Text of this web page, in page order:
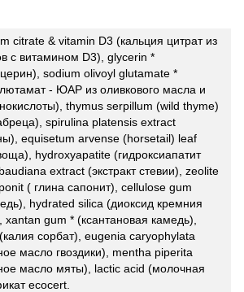
citrate & vitamin D3 (кальция цитрат из
с витамином D3), glycerin *
sodium olivoyl glutamate *
- ЮАР из оливкового масла и
thymus serpillum (wild thyme)
spirulina platensis extract
equisetum arvense (horsetail) leaf
hydroxyapatite (гидроксиапатит
extract (экстракт стевии), zeolite
( глина сапонит), cellulose gum
hydrated silica (диоксид кремния
xantan gum * (ксантановая камедь),
сорбат), eugenia caryophylata
масло гвоздики), mentha piperita
масло мяты), lactic acid (молочная
ecocert.